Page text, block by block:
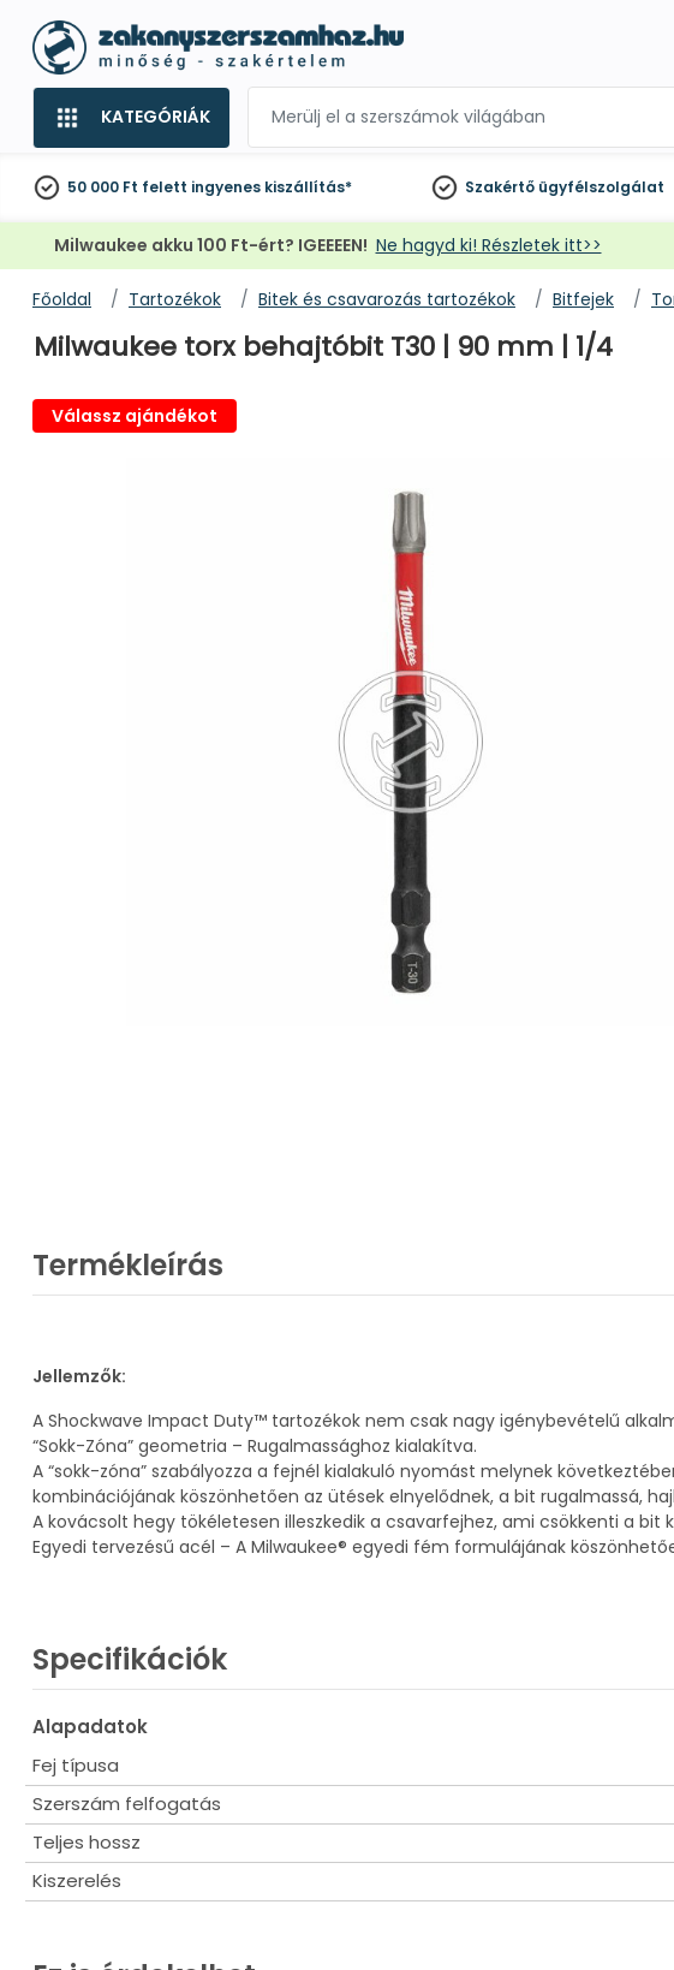
KATEGÓRIÁK
50 000 Ft felett ingyenes kiszállítás* Szakértő ügyfélszolgálat
Milwaukee akku 100 Ft-ért? IGEEEEN! Ne hagyd ki! Részletek itt>>
Főoldal Tartozékok Bitek és csavarozás tartozékok Bitfejek
Milwaukee torx behajtóbit T30 | 90 mm | 1/4
Válassz ajándékot
Termékleírás
Jellemzők:
A Shockwave Impact Duty™ tartozékok nem csak nagy igénybevételű
“Sokk-Zóna” geometria – Rugalmassághoz kialakítva.
A “sokk-zóna” szabályozza a fejnél kialakuló nyomást melynek
kombinációjának köszönhetően az ütések elnyelődnek, a bit rugalmassá,
A kovácsolt hegy tökéletesen illeszkedik a csavarfejhez, ami csökkenti a
Egyedi tervezésű acél – A Milwaukee® egyedi fém formulájának
Specifikációk
Alapadatok
Fej típusa
Szerszám felfogatás
Teljes hossz
Kiszerelés